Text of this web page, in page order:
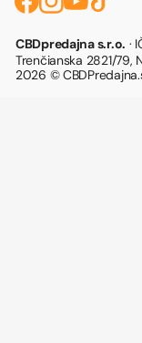
CBDpredajna s.r.o. ·
Trenčianska 2821/79,
2026 ©